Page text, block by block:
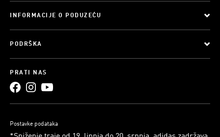
INFORMACIJE O PODUZEĆU
PODRŠKA
PRATI NAS
Postavke podataka